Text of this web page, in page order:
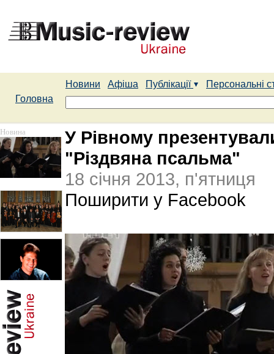
Новини Афіша Публікації
Персональні
Головна
Новина
У Рівному
"Різдвяна псальма"
18 січня 2013, п'ятниця
Поширити у Facebook